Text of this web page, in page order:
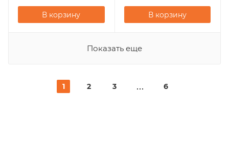
В корзину В корзину
Показать еще
1 2 3 6